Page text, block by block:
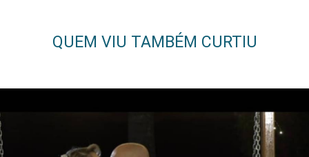
QUEM VIU TAMBÉM CURTIU